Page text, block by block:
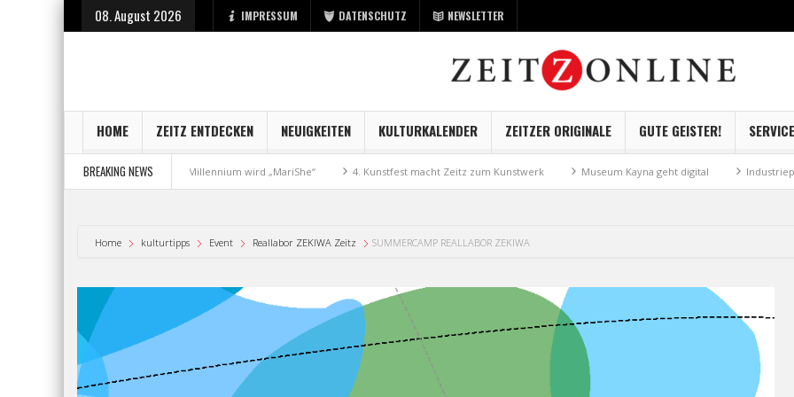
08. August 2026 IMPRESSUM DATENSCHUTZ NEWSLETTER
HOME ZEITZ ENTDECKEN NEUIGKEITEN KULTURKALENDER ZEITZER ORIGINALE GUTE GEISTER! SERVICE
BREAKING NEWS
Aus Millennium wird „MariShe“ 4. Kunstfest macht Zeitz zum Kunstwerk Museum Kayna geht digital Industriepark Zeitz auf gutem Weg
Home kulturtipps Event Reallabor ZEKIWA Zeitz SUMMERCAMP REALLABOR ZEKIWA